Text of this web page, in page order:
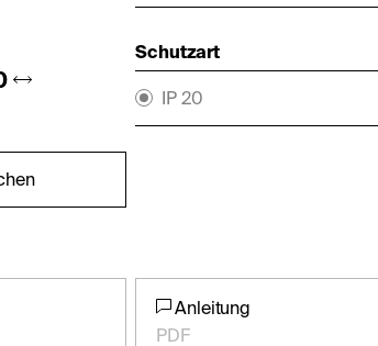
Schutzart
IP 20
Anleitung
PDF